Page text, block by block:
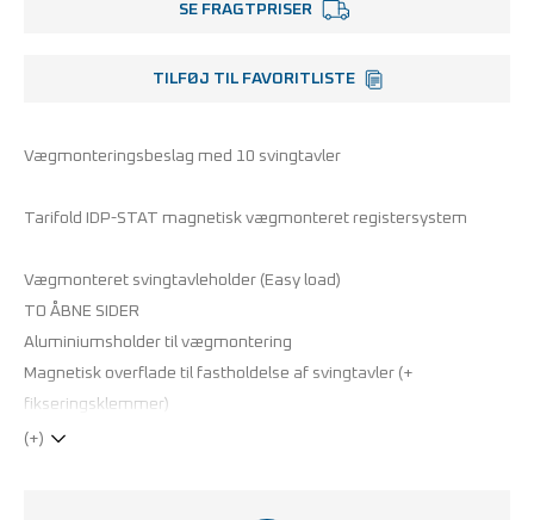
SE FRAGTPRISER
TILFØJ TIL FAVORITLISTE
Vægmonteringsbeslag med 10 svingtavler
Tarifold IDP-STAT magnetisk vægmonteret registersystem
Vægmonteret svingtavleholder (Easy load)
TO ÅBNE SIDER
Aluminiumsholder til vægmontering
Magnetisk overflade til fastholdelse af svingtavler (+
fikseringsklemmer)
(+)